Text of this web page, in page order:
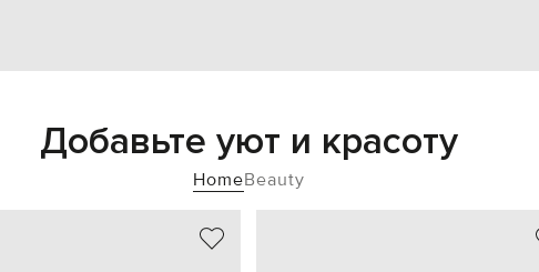
Добавьте уют и красоту
HomeBeauty